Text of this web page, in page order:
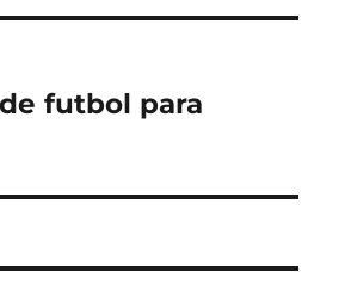
futbol para